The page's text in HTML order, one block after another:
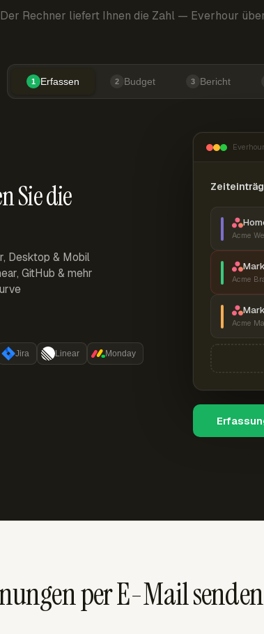
Der Rechner liefert Ihnen die Zahl — Everhour
1 Erfassen 2 Budget 3 Bericht
Sie die
Desktop & Mobil
GitHub & mehr
Jira Linear Monday
Acme
Acme
Acme
per E-Mail senden